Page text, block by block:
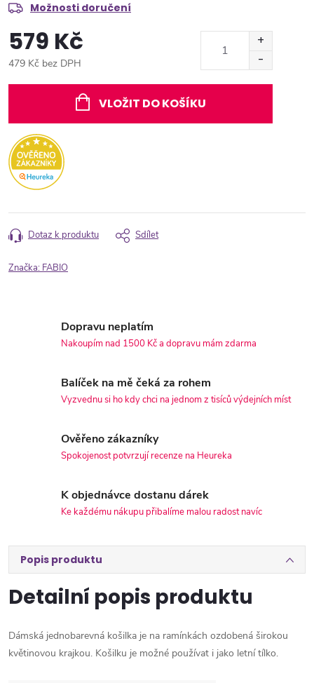
Možnosti doručení
579 Kč
479 Kč bez DPH
VLOŽIT DO KOŠÍKU
Dotaz k produktu Sdílet
Značka: FABIO
Dopravu neplatím
Nakoupím nad 1500 Kč a dopravu mám zdarma
Balíček na mě čeká za rohem
Vyzvednu si ho kdy chci na jednom z tisíců výdejních míst
Ověřeno zákazníky
Spokojenost potvrzují recenze na Heureka
K objednávce dostanu dárek
Ke každému nákupu přibalíme malou radost navíc
Popis produktu
Detailní popis produktu
Dámská jednobarevná košilka je na ramínkách ozdobená širokou
květinovou krajkou. Košilku je možné používat i jako letní tílko.